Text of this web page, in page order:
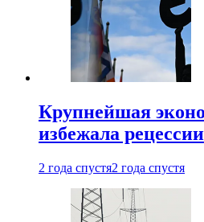
Крупнейшая
избежала рецессии
2 года спустя2 года спустя